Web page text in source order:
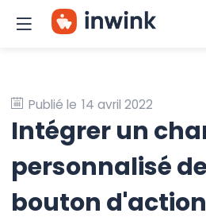
Publié le 14 avril 2022
Intégrer un
personnalisé
bouton